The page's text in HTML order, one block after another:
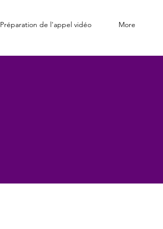
Préparation de l'appel vidéo More